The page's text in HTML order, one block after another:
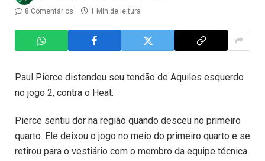
8 Comentários
1 Min de leitura
Paul Pierce distendeu seu tendão de Aquiles esquerdo
no jogo 2, contra o Heat.
Pierce sentiu dor na região quando desceu no primeiro
quarto. Ele deixou o jogo no meio do primeiro quarto e se
retirou para o vestiário com o membro da equipe técnica